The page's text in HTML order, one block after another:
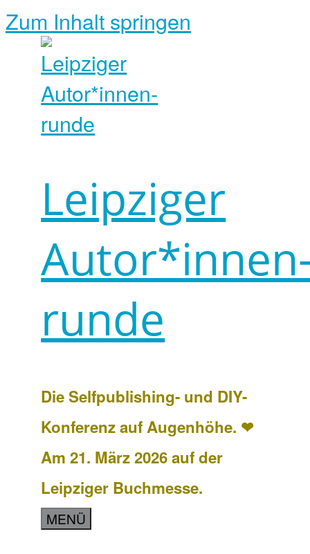
Zum Inhalt springen
Leipziger
runde
Die Selfpublishing- und DIY-
Konferenz auf Augenhöhe. ❤
Am 21. März 2026 auf der
Leipziger Buchmesse.
MENÜ